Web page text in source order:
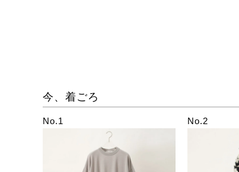
今、着ごろ
No.1 No.2